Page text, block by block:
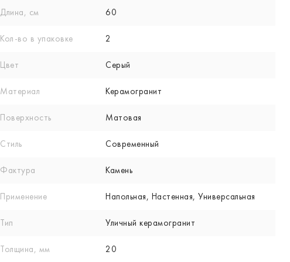
Длина, см 60
Кол-вo в упаковке 2
Цвет Серый
Материал Керамогранит
Поверхность Матовая
Стиль Современный
Фактура Камень
Применение Напольная, Настенная, Универсальная
Тип Уличный керамогранит
Толщина, мм 20